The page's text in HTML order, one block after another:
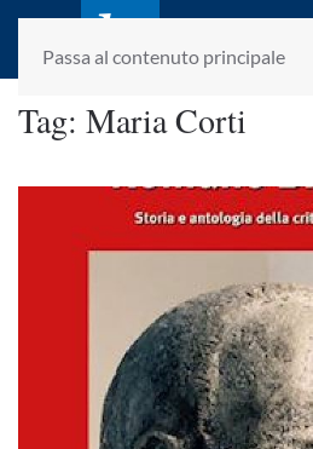
Passa al contenuto principale
fondato da
Tag: Maria Corti